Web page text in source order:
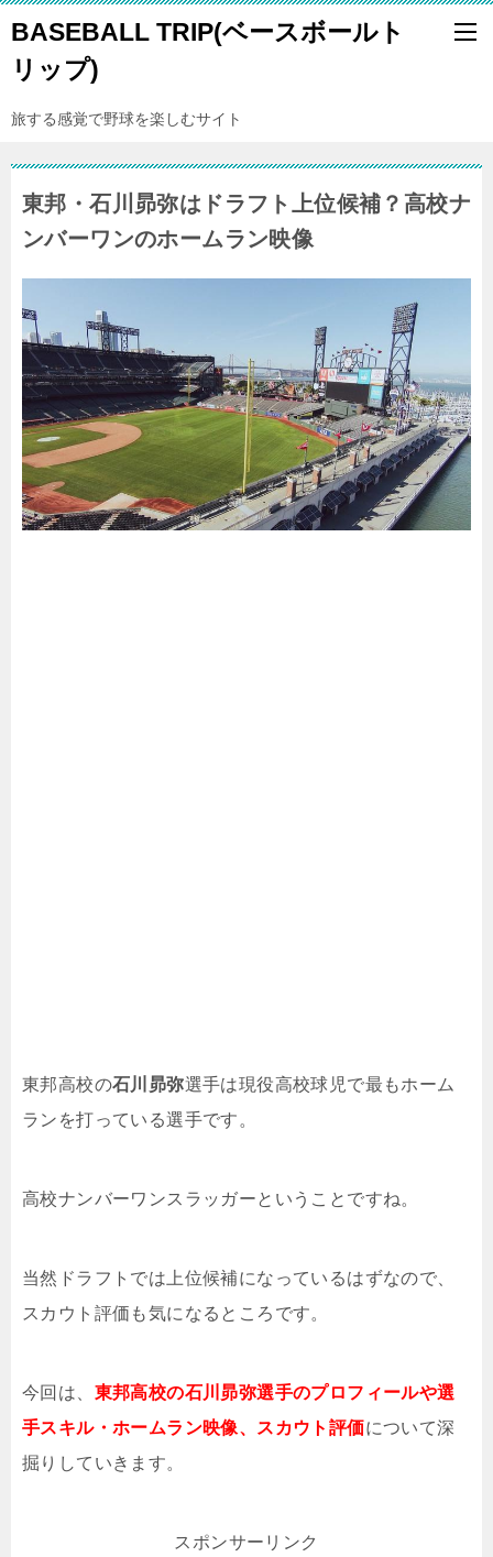
BASEBALL TRIP(ベースボールト
リップ)
旅する感覚で野球を楽しむサイト
東邦・石川昴弥はドラフト上位候補？高校ナ
ンバーワンのホームラン映像
東邦高校の石川昴弥選手は現役高校球児で最もホーム
ランを打っている選手です。
高校ナンバーワンスラッガーということですね。
当然ドラフトでは上位候補になっているはずなので、
スカウト評価も気になるところです。
今回は、 東邦高校の石川昴弥選手のプロフィールや選
手スキル・ホームラン映像、スカウト評価について深
掘りしていきます。
スポンサーリンク